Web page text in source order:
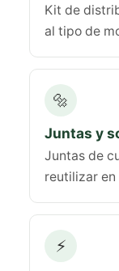
Kit de
al tipo de
🔩
Juntas y
Juntas de
reutilizar
⚡